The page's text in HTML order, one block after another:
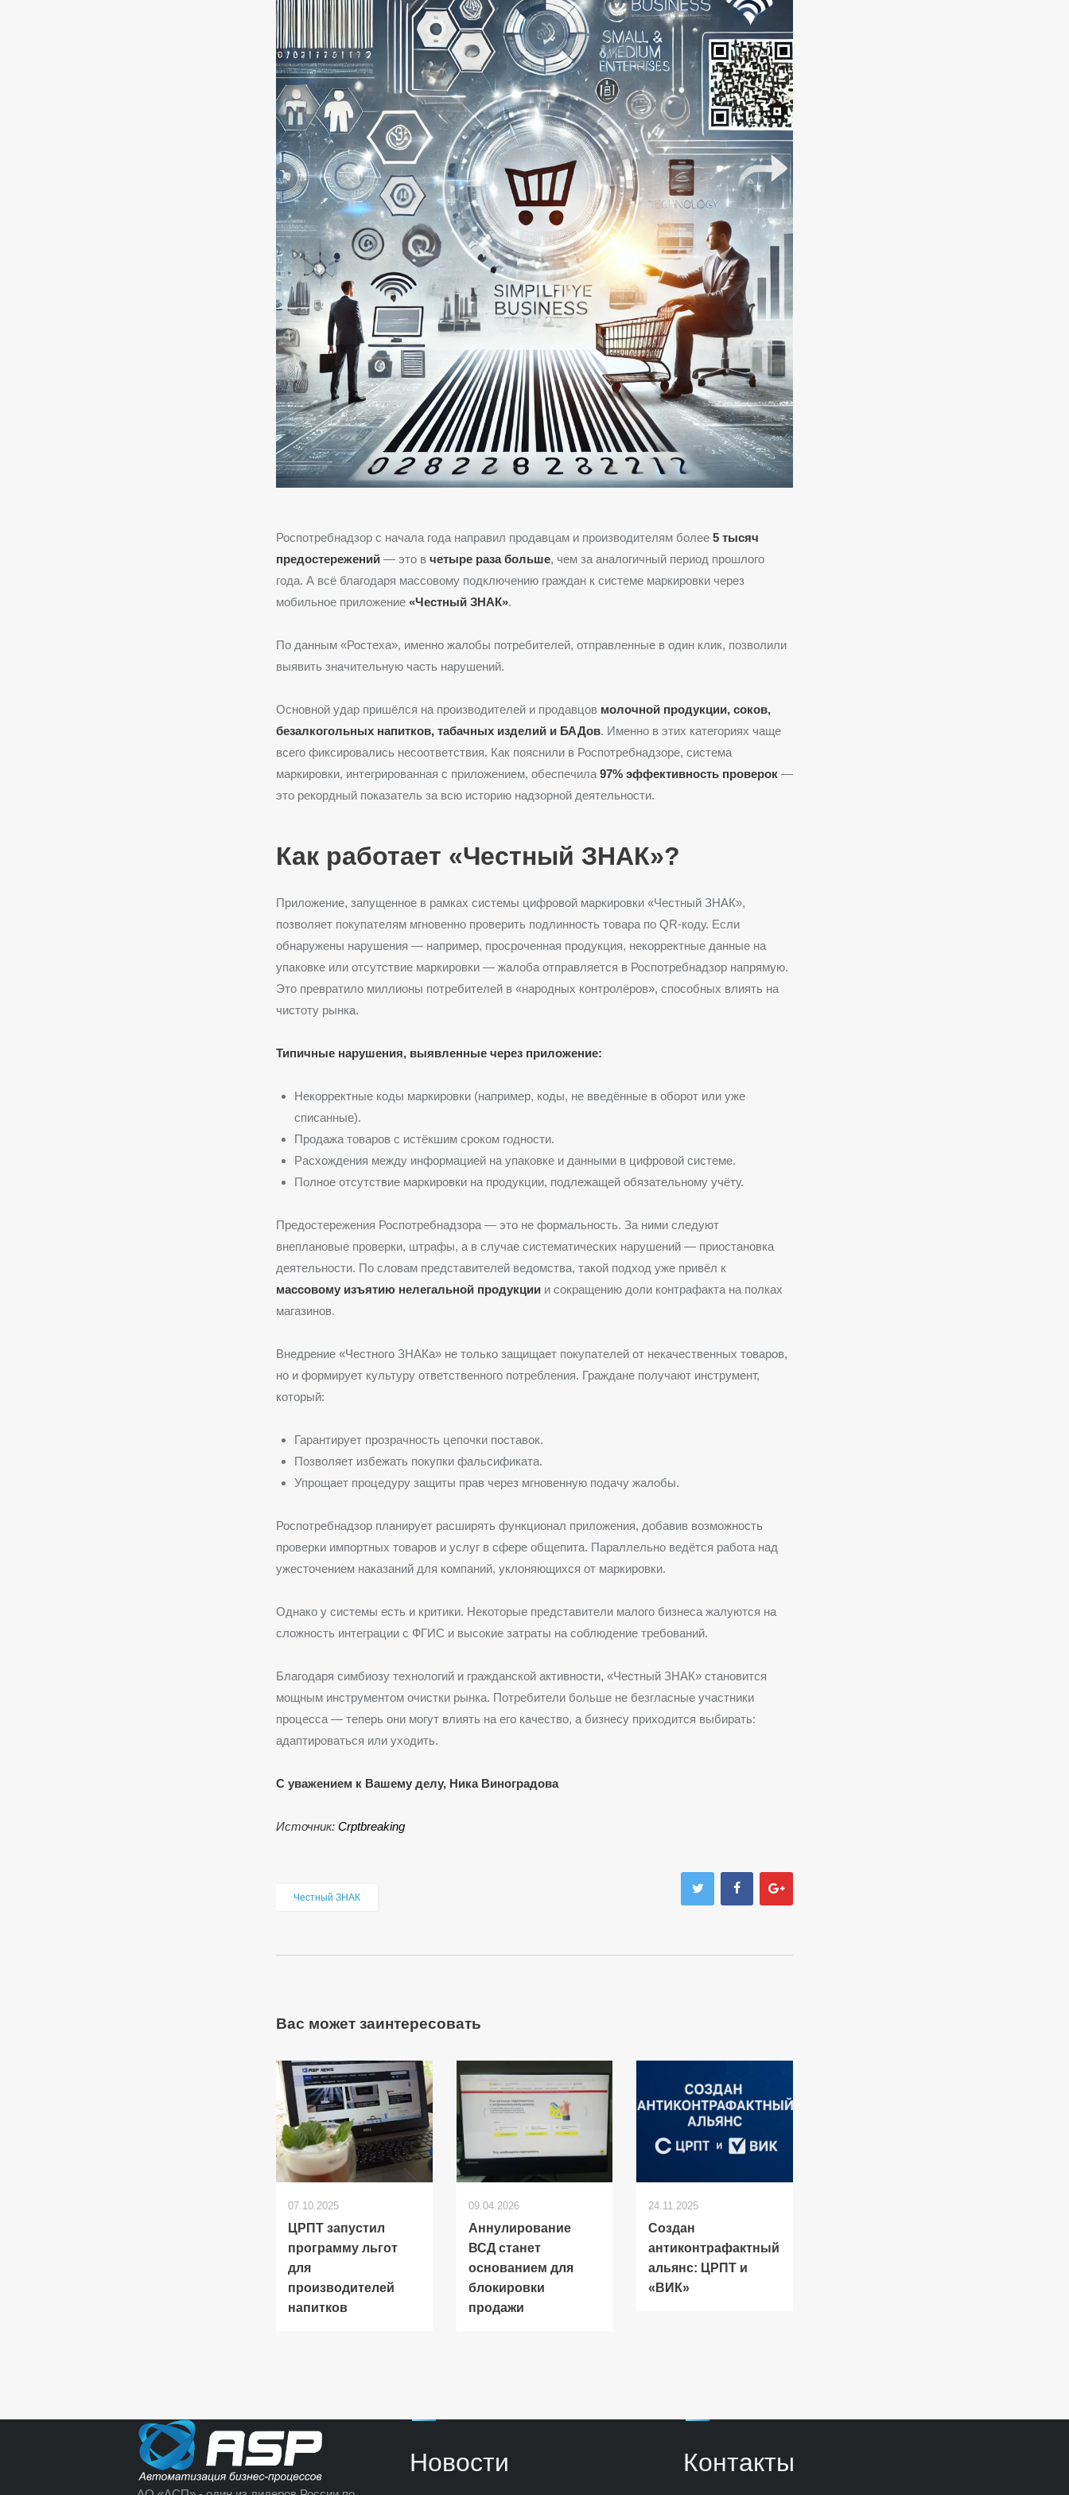
Роспотребнадзор с начала года направил продавцам и производителям более 5 тысяч
предостережений — это в четыре раза больше, чем за аналогичный период прошлого
года. А всё благодаря массовому подключению граждан к системе маркировки через
мобильное приложение «Честный ЗНАК».
По данным «Ростеха», именно жалобы потребителей, отправленные в один клик, позволили
выявить значительную часть нарушений.
Основной удар пришёлся на производителей и продавцов молочной продукции, соков,
безалкогольных напитков, табачных изделий и БАДов. Именно в этих категориях чаще
всего фиксировались несоответствия. Как пояснили в Роспотребнадзоре, система
маркировки, интегрированная с приложением, обеспечила 97% эффективность проверок —
это рекордный показатель за всю историю надзорной деятельности.
Как работает «Честный ЗНАК»?
Приложение, запущенное в рамках системы цифровой маркировки «Честный ЗНАК»,
позволяет покупателям мгновенно проверить подлинность товара по QR-коду. Если
обнаружены нарушения — например, просроченная продукция, некорректные данные на
упаковке или отсутствие маркировки — жалоба отправляется в Роспотребнадзор напрямую.
Это превратило миллионы потребителей в «народных контролёров», способных влиять на
чистоту рынка.
Типичные нарушения, выявленные через приложение:
Некорректные коды маркировки (например, коды, не введённые в оборот или уже
списанные).
Продажа товаров с истёкшим сроком годности.
Расхождения между информацией на упаковке и данными в цифровой системе.
Полное отсутствие маркировки на продукции, подлежащей обязательному учёту.
Предостережения Роспотребнадзора — это не формальность. За ними следуют
внеплановые проверки, штрафы, а в случае систематических нарушений — приостановка
деятельности. По словам представителей ведомства, такой подход уже привёл к
массовому изъятию нелегальной продукции и сокращению доли контрафакта на полках
магазинов.
Внедрение «Честного ЗНАКа» не только защищает покупателей от некачественных товаров,
но и формирует культуру ответственного потребления. Граждане получают инструмент,
который:
Гарантирует прозрачность цепочки поставок.
Позволяет избежать покупки фальсификата.
Упрощает процедуру защиты прав через мгновенную подачу жалобы.
Роспотребнадзор планирует расширять функционал приложения, добавив возможность
проверки импортных товаров и услуг в сфере общепита. Параллельно ведётся работа над
ужесточением наказаний для компаний, уклоняющихся от маркировки.
Однако у системы есть и критики. Некоторые представители малого бизнеса жалуются на
сложность интеграции с ФГИС и высокие затраты на соблюдение требований.
Благодаря симбиозу технологий и гражданской активности, «Честный ЗНАК» становится
мощным инструментом очистки рынка. Потребители больше не безгласные участники
процесса — теперь они могут влиять на его качество, а бизнесу приходится выбирать:
адаптироваться или уходить.
С уважением к Вашему делу, Ника Виноградова
Источник: Сrptbreaking
Честный ЗНАК
Вас может заинтересовать
07.10.2025
ЦРПТ запустил
программу льгот
для
производителей
напитков
09.04.2026
Аннулирование
ВСД станет
основанием для
блокировки
продажи
24.11.2025
Создан
антиконтрафактный
альянс: ЦРПТ и
«ВИК»
Новости Контакты